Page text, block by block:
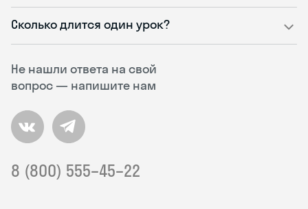
Не нашли ответа на свой
вопрос — напишите нам
8 (800) 555–45–22
Сколько длится один урок?